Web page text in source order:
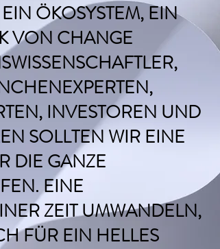
ÖKOSYSTEM, EIN
VON CHANGE
INVESTOREN UND
SOLLTEN WIR EINE
DIE GANZE
EINE
ZEIT UMWANDELN,
FÜR EIN HELLES